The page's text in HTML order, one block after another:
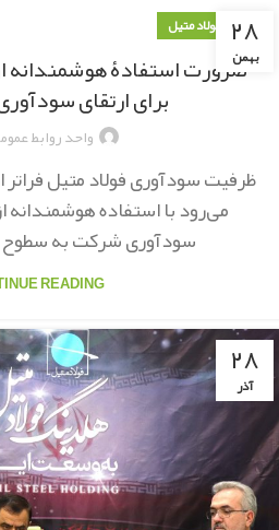
۲۸
بهمن
اخبار فولاد متیل
ضرورت استفادۀ هوشمندانه
برای ارتقای
واحد روابط
ظرفیت سودآوری فولاد متیل فراتر
می‌رود با استفاده هوشمندانه
سودآوری شرکت به سطوح
READING
۲۸
آذر